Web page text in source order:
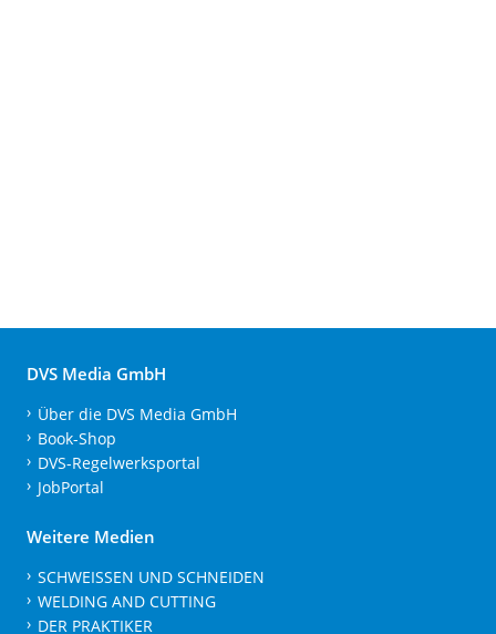
DVS Media GmbH
Über die DVS Media GmbH
Book-Shop
DVS-Regelwerksportal
JobPortal
Weitere Medien
SCHWEISSEN UND SCHNEIDEN
WELDING AND CUTTING
DER PRAKTIKER